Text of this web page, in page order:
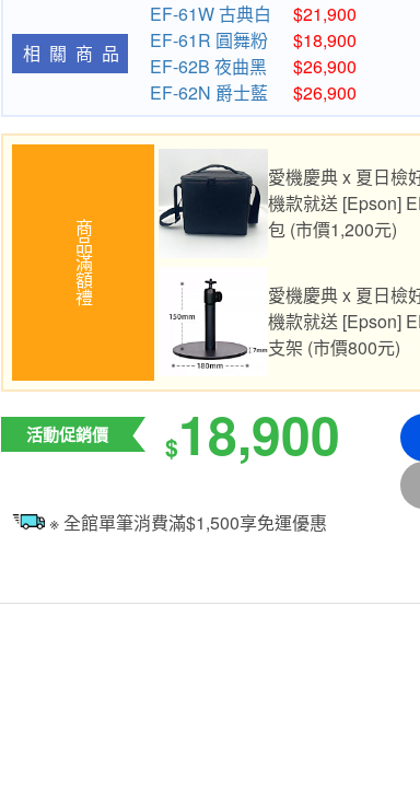
相關商品
EF-61W 古典白
EF-61R 圓舞粉
EF-62B 夜曲黑
EF-62N 爵士藍
$21,900
$18,900
$26,900
$26,900
商品滿額禮
愛機慶典 x 夏日檢
機款就送 [Epson]
包 (市價1,200元)
愛機慶典 x 夏日檢
機款就送 [Epson]
支架 (市價800元)
活動促銷價 $18,900
※ 全館單筆消費滿$1,500享免運優惠